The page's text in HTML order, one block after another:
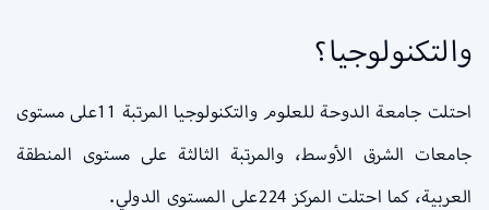
والتكنولوجيا؟
احتلت جامعة الدوحة للعلوم والتكنولوجيا المرتبة 11على مستوى
جامعات الشرق الأوسط، والمرتبة الثالثة على مستوى المنطقة
العربية، كما احتلت المركز 224على المستوى الدولي.